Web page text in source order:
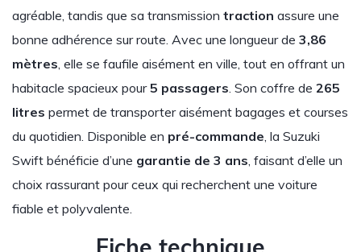
agréable, tandis que sa transmission traction assure une
bonne adhérence sur route. Avec une longueur de 3,86
mètres, elle se faufile aisément en ville, tout en offrant un
habitacle spacieux pour5 passagers. Son coffre de 265
litres permet de transporter aisément bagages et courses
du quotidien. Disponible en pré-commande, la Suzuki
Swift bénéficie d’une garantie de 3 ans, faisant d’elle un
choix rassurant pour ceux qui recherchent une voiture
fiable et polyvalente.